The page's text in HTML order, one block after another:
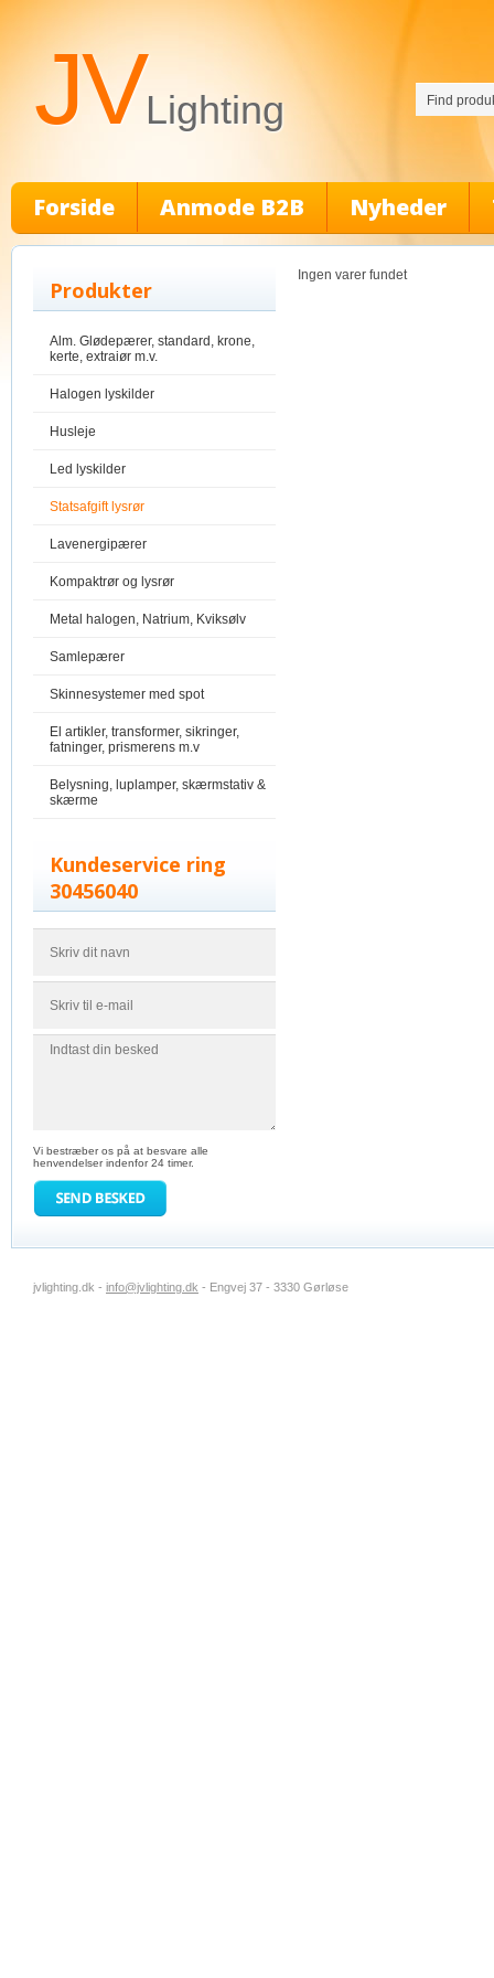
JVLighting
Forside Anmode B2B Nyheder
Produkter
Alm. Glødepærer, standard, krone,
kerte, extraiør m.v.
Halogen lyskilder
Husleje
Led lyskilder
Statsafgift lysrør
Lavenergipærer
Kompaktrør og lysrør
Metal halogen, Natrium, Kviksølv
Samlepærer
Skinnesystemer med spot
El artikler, transformer, sikringer,
fatninger, prismerens m.v
Belysning, luplamper, skærmstativ &
skærme
Kundeservice ring
30456040
Vi bestræber os på at besvare alle
henvendelser indenfor 24 timer.
Ingen varer fundet
jvlighting.dk - info@jvlighting.dk - Engvej 37 - 3330 Gørløse